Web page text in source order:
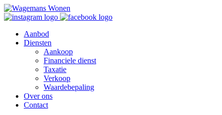
Aanbod
Diensten
Aankoop
Financiele dienst
Taxatie
Verkoop
Waardebepaling
Over ons
Contact